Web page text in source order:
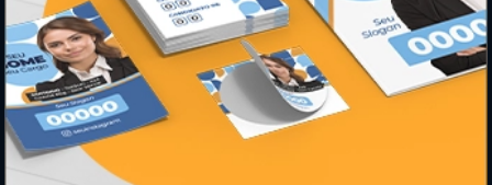
* Pagamento com cartão de crédito terá valor adicional.
** Pagamentos a prazo poderão ter acréscimo.
*** Nota fiscal sujeita a emissão de acordo com prestador de
serviço, conforme legislação pertinente.